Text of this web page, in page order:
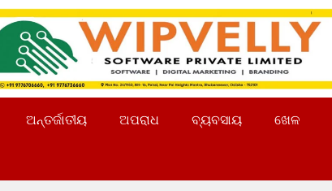
ଅନ୍ତର୍ଜାତୀୟ ଅପରାଧ ବ୍ୟବସାୟ ଖେଳ